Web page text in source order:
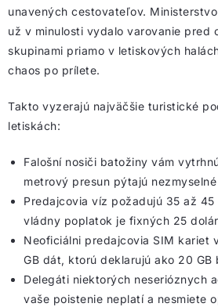
unavených cestovateľov.
už v minulosti vydalo varovanie pred
skupinami priamo v letiskových
chaos po prílete.
Takto vyzerajú najväčšie turistické
letiskách:
Falošní nosiči batožiny vám
metrový presun pýtajú
Predajcovia víz požadujú 35 až
vládny poplatok je fixných 25
Neoficiálni predajcovia SIM kariet
GB dát, ktorú deklarujú ako 20 GB
Delegáti niektorých neserióznych
vaše poistenie neplatí a nesmiete